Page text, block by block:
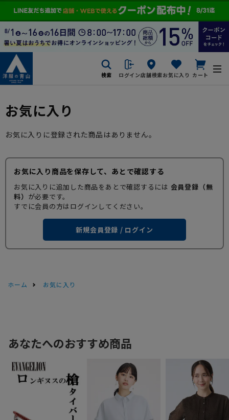
検索 ログイン店舗検索お気に入り カート
お気に入り
お気に入りに登録された商品はありません。
お気に入り商品を保存して、あとで確認する
お気に入りに追加した商品をあとで確認するには 会員登録（無
料） が必要です。
すでに会員の方はログインしてください。
新規会員登録 / ログイン
ホーム お気に入り